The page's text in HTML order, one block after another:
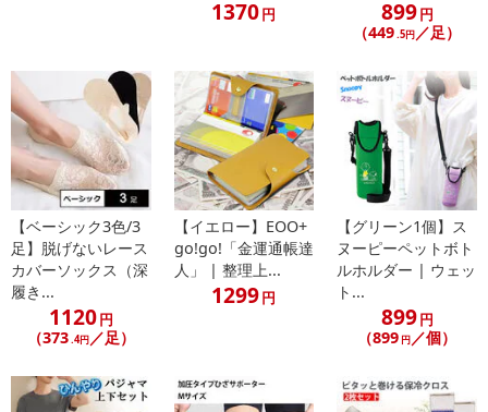
・サイズは平置き計測となっておりますので、1-2cmの誤差が生
・端末、モニターの環境により、実際の商品と多少色や質感の見
え方が異なる場合があります。あらかじめご了承ください。
・仕様は改善の為に予告なく変更する場合があります。あらかじ
めご容赦ください。
注意事項
【賞味・消費期限のある商品について】
商品到着時点でのお日持ち期間は、配送日数などにより異なります
のでご了承ください。
【キャンセルについて】
※お申込み後のキャンセルはお受けできません。
記載されている内容を必ずご確認いただき、お届けする商品セット
1370円 899円
（449.5円 ／足）
【ベーシック3色/3
足】脱げないレース
カバーソックス（深
履き...
1120円
（373.4円／足）
【イエロー】EOO+
go!go!「金運通帳達
人」 | 整理上...
1299円
【グリーン1個】ス
ヌーピーペットボト
ルホルダー | ウェッ
ト...
899円
（899 円／個）